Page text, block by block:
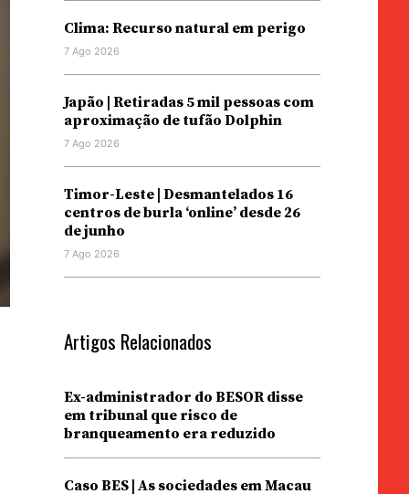
Clima: Recurso natural em perigo
7 Ago 2026
Japão | Retiradas 5 mil pessoas com
aproximação de tufão Dolphin
7 Ago 2026
Timor-Leste | Desmantelados 16
centros de burla ‘online’ desde 26
de junho
7 Ago 2026
Artigos Relacionados
Ex-administrador do BESOR disse
em tribunal que risco de
branqueamento era reduzido
Caso BES | As sociedades em Macau